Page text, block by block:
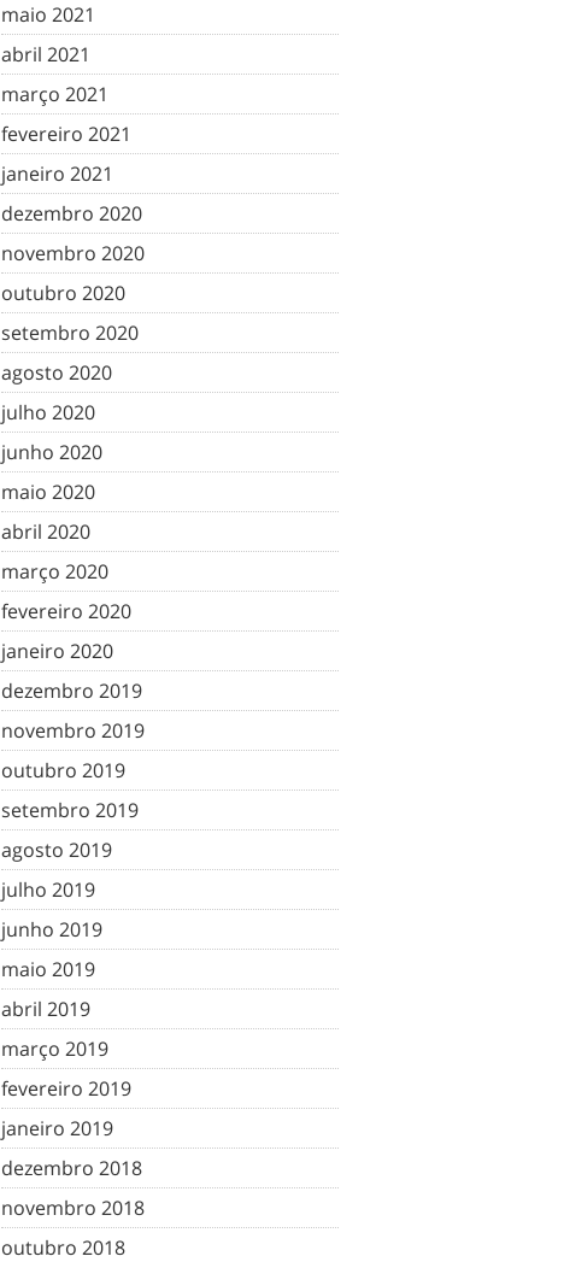
maio 2021
abril 2021
março 2021
fevereiro 2021
janeiro 2021
dezembro 2020
novembro 2020
outubro 2020
setembro 2020
agosto 2020
julho 2020
junho 2020
maio 2020
abril 2020
março 2020
fevereiro 2020
janeiro 2020
dezembro 2019
novembro 2019
outubro 2019
setembro 2019
agosto 2019
julho 2019
junho 2019
maio 2019
abril 2019
março 2019
fevereiro 2019
janeiro 2019
dezembro 2018
novembro 2018
outubro 2018